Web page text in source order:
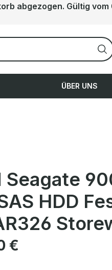
abgezogen. Gültig vom
ÜBER UNS
Seagate
HDD
€